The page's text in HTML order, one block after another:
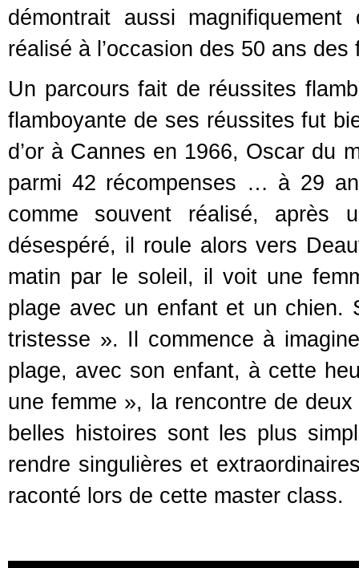
démontrait aussi
réalisé à l’occasion des 50 ans des
Un parcours fait de réussites
flamboyante de ses réussites fut
d’or à Cannes en 1966, Oscar du
parmi 42 récompenses … à 29
comme souvent réalisé, après
désespéré, il roule alors vers
matin par le soleil, il voit une
plage avec un enfant et un chien.
tristesse ». Il commence à
plage, avec son enfant, à cette
une femme », la rencontre de
belles histoires sont les plus
rendre singulières et
raconté lors de cette master class.